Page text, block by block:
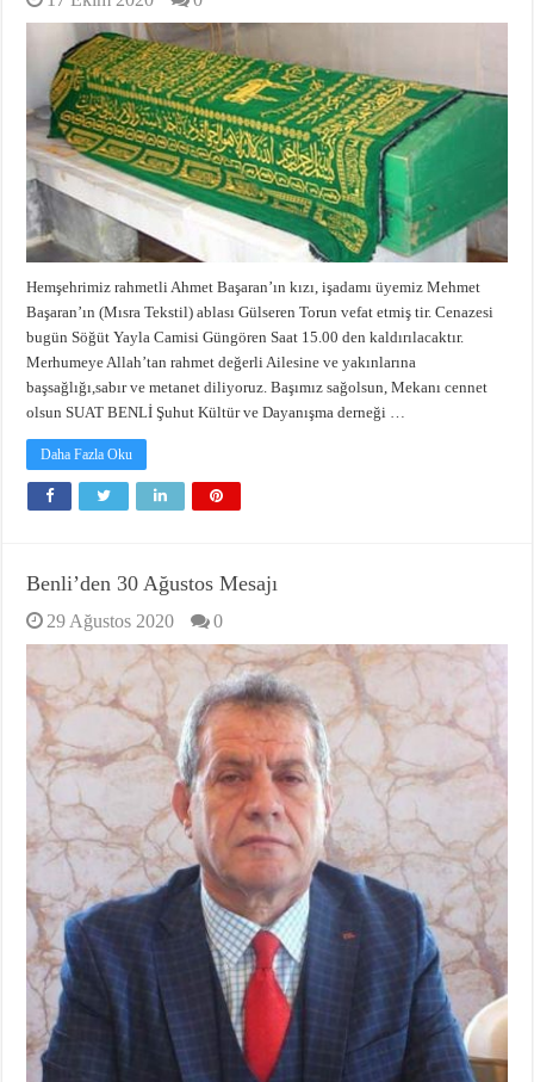
Hemşehrimiz rahmetli Ahmet Başaran’ın kızı, işadamı üyemiz Mehmet
Başaran’ın (Mısra Tekstil) ablası Gülseren Torun vefat etmiş tir. Cenazesi
bugün Söğüt Yayla Camisi Güngören Saat 15.00 den kaldırılacaktır.
Merhumeye Allah’tan rahmet değerli Ailesine ve yakınlarına
başsağlığı,sabır ve metanet diliyoruz. Başımız sağolsun, Mekanı cennet
olsun SUAT BENLİ Şuhut Kültür ve Dayanışma derneği …
Daha Fazla Oku
Benli’den 30 Ağustos Mesajı
29 Ağustos 2020 0